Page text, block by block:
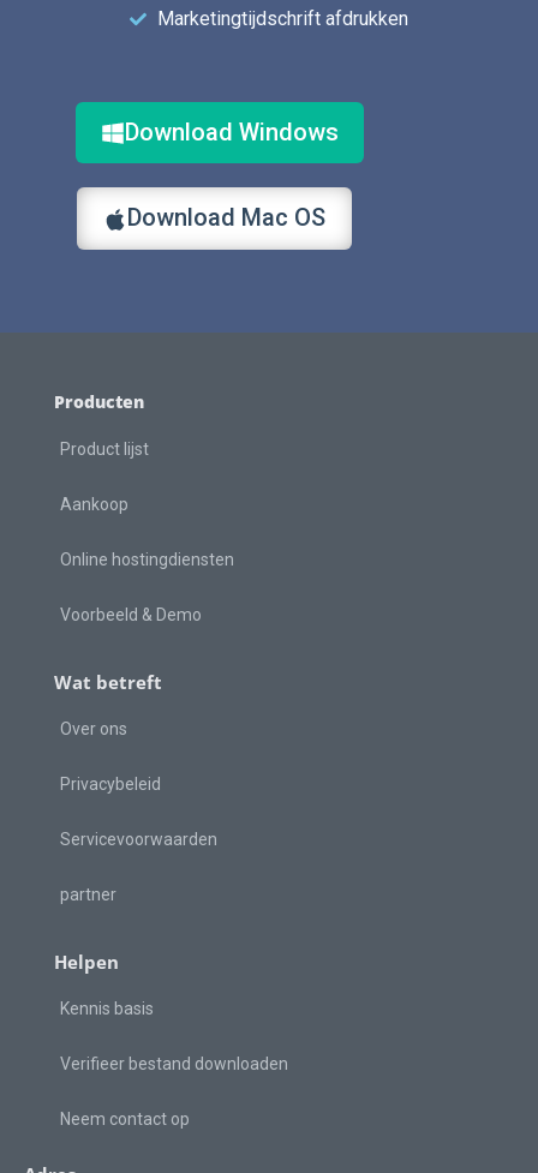
Marketingtijdschrift afdrukken
Download Windows
Download Mac OS
Producten
Product lijst
Aankoop
Online hostingdiensten
Voorbeeld & Demo
Wat betreft
Over ons
Privacybeleid
Servicevoorwaarden
partner
Helpen
Kennis basis
Verifieer bestand downloaden
Neem contact op